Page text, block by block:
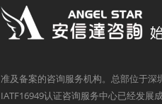
准及备案的咨询服务机构。总部位于深
IATF16949认证咨询服务中心已经发展